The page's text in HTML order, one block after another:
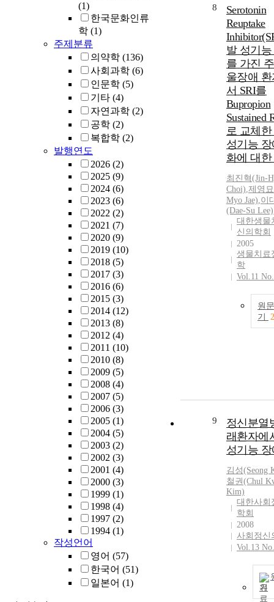
(1)
한국문화인류
학 (1)
주제분류
의약학 (136)
사회과학 (6)
인문학 (5)
기타 (4)
자연과학 (2)
공학 (2)
복합학 (2)
발행연도
2026 (2)
2025 (9)
2024 (6)
2023 (6)
2022 (2)
2021 (7)
2020 (9)
2019 (10)
2018 (5)
2017 (3)
2016 (6)
2015 (3)
2014 (12)
2013 (8)
2012 (4)
2011 (10)
2010 (8)
2009 (5)
2008 (4)
2007 (5)
2006 (3)
2005 (1)
2004 (5)
2003 (2)
2002 (3)
2001 (4)
2000 (3)
1999 (1)
1998 (4)
1997 (2)
1994 (1)
작성언어
영어 (57)
한국어 (51)
일본어 (1)
8
Serotonin
Reuptake
발 성기
를 가진
울장애
서 SRI를
Bupropion
Sustained
로 교체
성기능
화에 대
최진혁(Jin-
Choi),제영
Myo Jae),이
(Dae-Su Lee)
대한생물
신의학회
2005
생물치료
학
Vol.11
원
기
2
9
정신분열
래환자에
성기능
김성(Seong
철권(Chul
Kim)
대한사회
학회
2008
사회정신
Vol.13
기